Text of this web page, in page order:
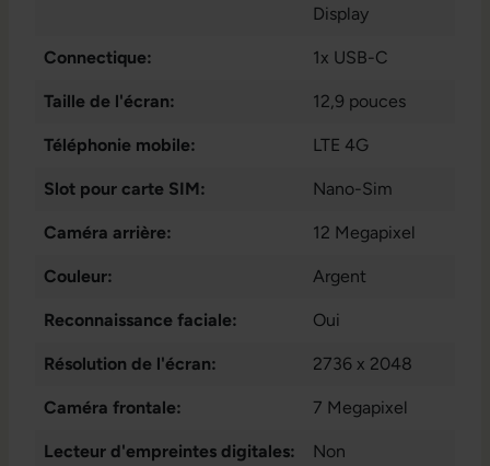
Display
Connectique: 1x USB-C
Taille de l'écran: 12,9 pouces
Téléphonie mobile: LTE 4G
Slot pour carte SIM: Nano-Sim
Caméra arrière: 12 Megapixel
Couleur: Argent
Reconnaissance faciale: Oui
Résolution de l'écran: 2736 x 2048
Caméra frontale: 7 Megapixel
Lecteur d'empreintes digitales: Non